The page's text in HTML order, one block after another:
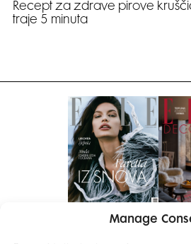
Manage
Recept za zdrave pirove
traje 5 minuta
Pretplati se na